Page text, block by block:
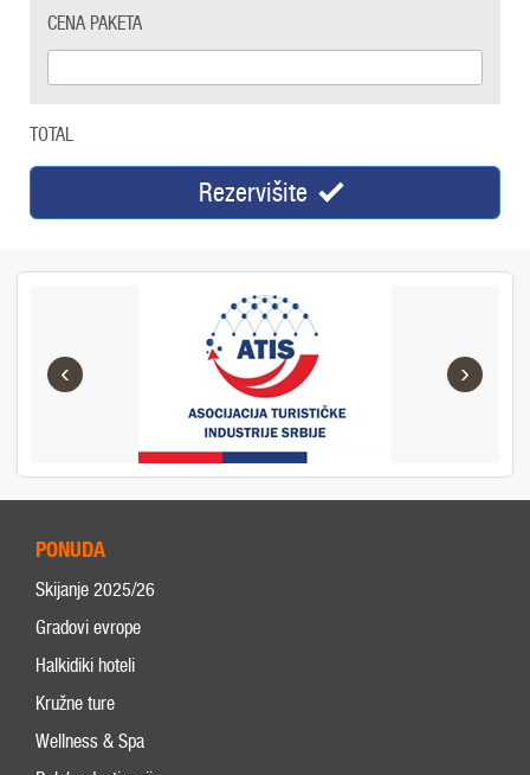
CENA PAKETA
TOTAL
Rezervišite
‹ ›
PONUDA
Skijanje 2025/26
Gradovi evrope
Halkidiki hoteli
Kružne ture
Wellness & Spa